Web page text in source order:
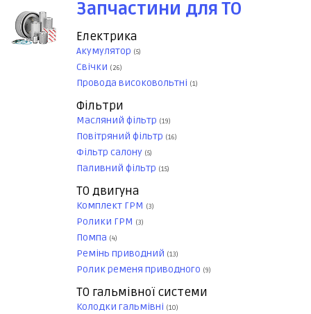
Запчастини для ТО
Електрика
Акумулятор (5)
Свічки (26)
Провода високовольтні (1)
Фільтри
Масляний фільтр (19)
Повітряний фільтр (16)
Фільтр салону (5)
Паливний фільтр (15)
ТО двигуна
Комплект ГРМ (3)
Ролики ГРМ (3)
Помпа (4)
Ремінь приводний (13)
Ролик ременя приводного (9)
ТО гальмівної системи
Колодки гальмівні (10)